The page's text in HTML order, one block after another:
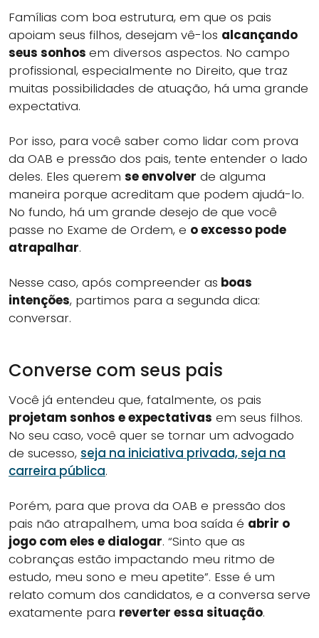
Famílias com boa estrutura, em que os pais
apoiam seus filhos, desejam vê-los alcançando
seus sonhos em diversos aspectos. No campo
profissional, especialmente no Direito, que traz
muitas possibilidades de atuação, há uma grande
expectativa.
Por isso, para você saber como lidar com prova
da OAB e pressão dos pais, tente entender o lado
deles. Eles querem se envolver de alguma
maneira porque acreditam que podem ajudá-lo.
No fundo, há um grande desejo de que você
passe no Exame de Ordem, e o excesso pode
atrapalhar.
Nesse caso, após compreender as boas
intenções, partimos para a segunda dica:
conversar.
Converse com seus pais
Você já entendeu que, fatalmente, os pais
projetam sonhos e expectativas em seus filhos.
No seu caso, você quer se tornar um advogado
de sucesso, seja na iniciativa privada, seja na
carreira pública.
Porém, para que prova da OAB e pressão dos
pais não atrapalhem, uma boa saída é abrir o
jogo com eles e dialogar. “Sinto que as
cobranças estão impactando meu ritmo de
estudo, meu sono e meu apetite”. Esse é um
relato comum dos candidatos, e a conversa serve
exatamente para reverter essa situação.